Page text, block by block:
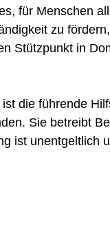
Link wird in
für Menschen
zu
Stützpunkt in
Link wird in
ist die führende
Sie betreibt
ist unentgeltlich